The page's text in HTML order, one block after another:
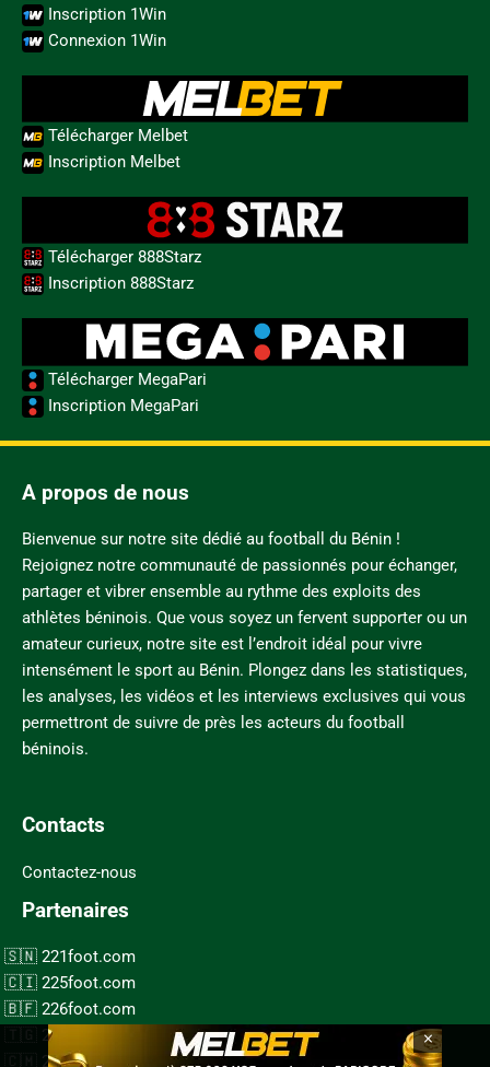
Inscription 1Win
Connexion 1Win
Télécharger Melbet
Inscription Melbet
Télécharger 888Starz
Inscription 888Starz
Télécharger MegaPari
Inscription MegaPari
A propos de nous
Bienvenue sur notre site dédié au football du Bénin !
Rejoignez notre communauté de passionnés pour échanger,
partager et vibrer ensemble au rythme des exploits des
athlètes béninois. Que vous soyez un fervent supporter ou un
amateur curieux, notre site est l’endroit idéal pour vivre
intensément le sport au Bénin. Plongez dans les statistiques,
les analyses, les vidéos et les interviews exclusives qui vous
permettront de suivre de près les acteurs du football
béninois.
Contacts
Contactez-nous
Partenaires
221foot.com
225foot.com
226foot.com
228foot.com
237foot.com
×